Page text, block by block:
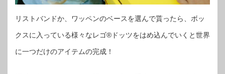
リストバンドか、ワッペンのベースを選んで貰ったら、ボッ
クスに入っている様々なレゴ®ドッツをはめ込んでいくと世界
に一つだけのアイテムの完成！